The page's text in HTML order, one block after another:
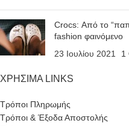
Crocs: Από το
fashion φαινόμενο
23 Ιουλίου 2021
1
ΧΡΗΣΙΜΑ LINKS
Τρόποι Πληρωμής
Τρόποι & Έξοδα Αποστολής